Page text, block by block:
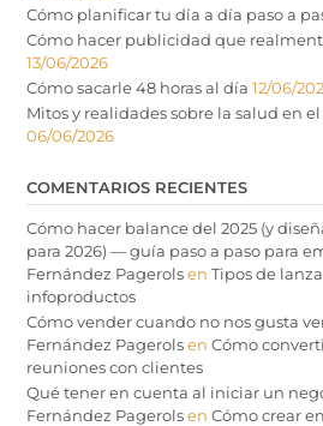
Cómo planificar tu día a día paso a
Cómo hacer publicidad que
13/06/2026
Cómo sacarle 48 horas al día 12/06/
Mitos y realidades sobre la salud en
06/06/2026
COMENTARIOS RECIENTES
Cómo hacer balance del 2025 (y
para 2026) — guía paso a paso para
Fernández Pagerolsen Tipos de
infoproductos
Cómo vender cuando no nos gusta
Fernández Pagerolsen Cómo
reuniones con clientes
Qué tener en cuenta al iniciar un
Fernández Pagerolsen Cómo crear